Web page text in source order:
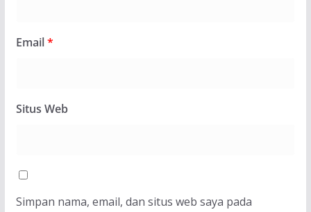
Email*
Situs Web
Simpan nama, email, dan situs web saya pada